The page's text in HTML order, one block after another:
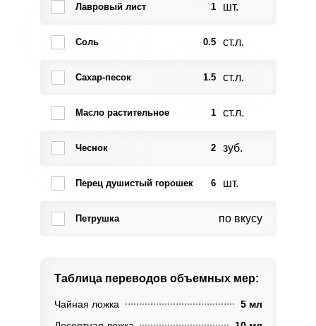
Лавровый лист 1 шт.
Соль 0.5 ст.л.
Сахар-песок 1.5 ст.л.
Масло растительное 1 ст.л.
Чеснок 2 зуб.
Перец душистый горошек 6 шт.
Петрушка по вкусу
Таблица переводов объемных мер:
Чайная ложка
5 мл